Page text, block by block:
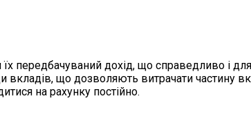
передбачуваний дохід, що справедливо і
вкладів, що дозволяють витрачати частину
на рахунку постійно.